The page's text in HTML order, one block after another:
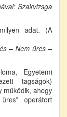
Szakvizsga
adat. (A
– Nem üres –
Egyetemi
tagságok)
működik, ahogy
operátort